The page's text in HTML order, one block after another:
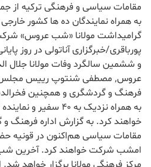
مقامات سیاسی و فرهنگی ترکیه از
به همراه نمایندگان ده ها کشور
گرامیداشت مولانا «شب عروس»
پورباقری/خبرگزاری آناتولی در روز
و ششمین سالگرد وفات مولانا
فرهنگ و گردشگری و همچنین
به همراه نزدیک به 40
خواهند کرد. به گزارش اداره فرهنگ
مقامات سیاسی هم‌اکنون در قونیه
امشب شرکت خواهند کرد. آخرین شب